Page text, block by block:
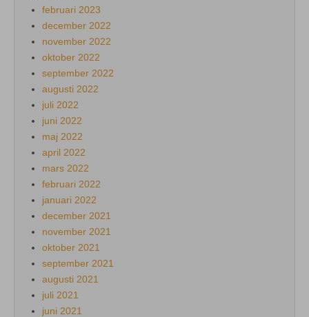
februari 2023
december 2022
november 2022
oktober 2022
september 2022
augusti 2022
juli 2022
juni 2022
maj 2022
april 2022
mars 2022
februari 2022
januari 2022
december 2021
november 2021
oktober 2021
september 2021
augusti 2021
juli 2021
juni 2021